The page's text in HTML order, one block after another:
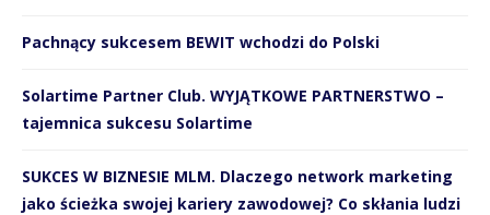
Pachnący sukcesem BEWIT wchodzi do Polski
Solartime Partner Club. WYJĄTKOWE PARTNERSTWO –
tajemnica sukcesu Solartime
SUKCES W BIZNESIE MLM. Dlaczego network marketing
jako ścieżka swojej kariery zawodowej? Co skłania ludzi